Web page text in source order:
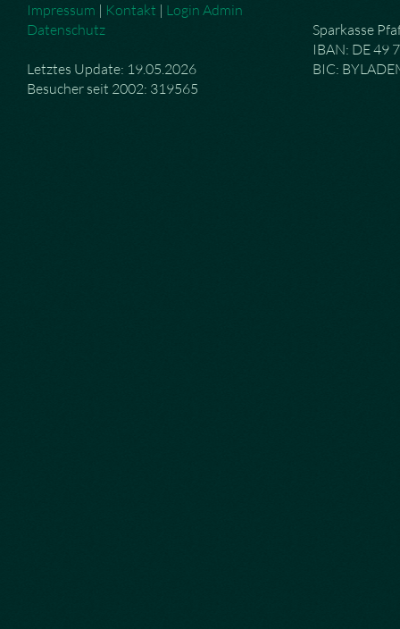
Impressum | Kontakt | Login Admin
Datenschutz
Letztes Update: 19.05.2026
Besucher seit 2002: 319565
Sparkasse
IBAN: DE 49
BIC: